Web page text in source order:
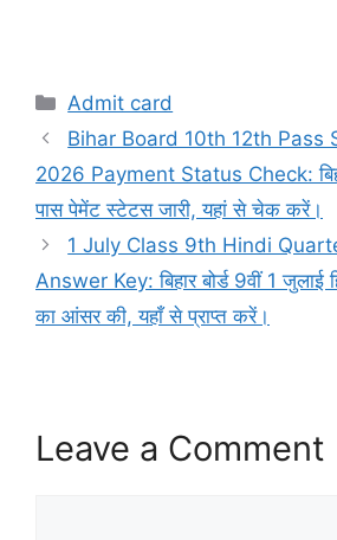
Categories
Admit card
Bihar Board 10th 12th Pass
2026 Payment Status Check:
पास पेमेंट स्टेटस जारी, यहां से चेक करें।
1 July Class 9th Hindi
Answer Key: बिहार बोर्ड 9वीं 1 जुलाई
का आंसर की, यहाँ से प्राप्त करें।
Leave a Comment